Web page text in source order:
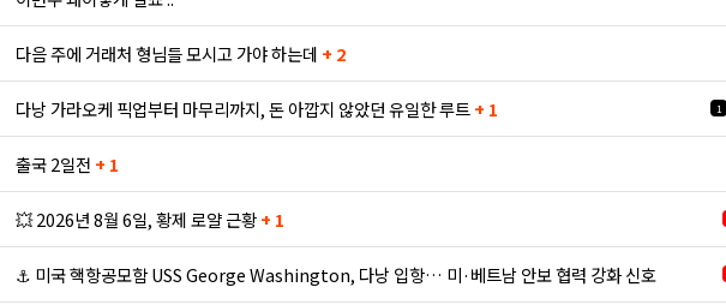
다음 주에 거래처 형님들 모시고 가야 하는데 + 2
다낭 가라오케 픽업부터 마무리까지, 돈 아깝지 않았던 유일한 루트+ 1 1
출국 2일전 + 1
💥 2026년 8월 6일, 황제 로얄 근황+ 1
⚓ 미국 핵항공모함 USS George Washington, 다낭 입항… 미·베트남 안보 협력 강화 신호